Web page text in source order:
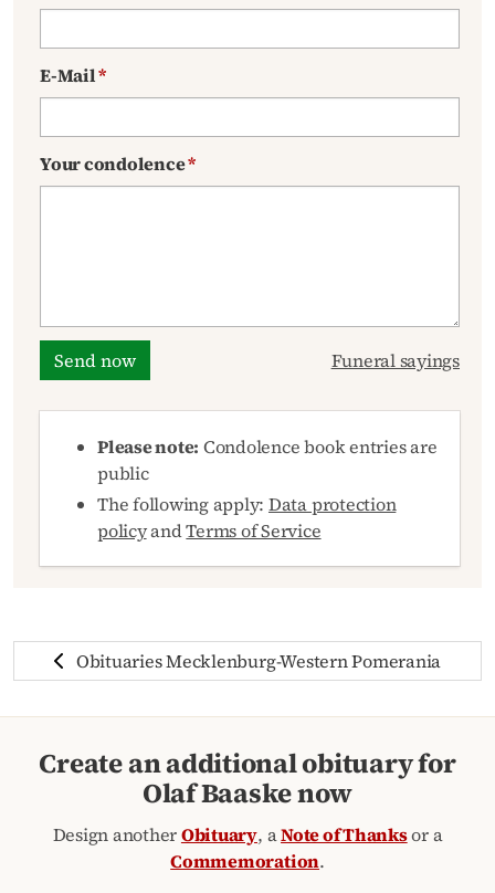
E-Mail*
Your condolence*
Send now Funeral sayings
Please note: Condolence book entries are
public
The following apply: Data protection
policyandTerms of Service
Obituaries Mecklenburg-Western Pomerania
Create an additional obituary for
Olaf Baaske now
Design anotherObituary, aNote of Thanksor a
Commemoration.